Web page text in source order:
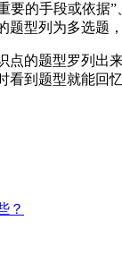
要的手段或依据
题型列为多选题
点的题型罗列出
到题型就能回
？